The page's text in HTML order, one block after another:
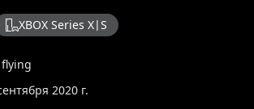
XBOX Series X|S
2020 г.